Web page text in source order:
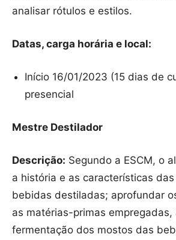
analisar rótulos e estilos.
Datas, carga horária e local:
Início 16/01/2023 (15 dias de
presencial
Mestre Destilador
Descrição: Segundo a ESCM, o
a história e as características
bebidas destiladas; aprofundar
as matérias-primas empregadas,
fermentação dos mostos das